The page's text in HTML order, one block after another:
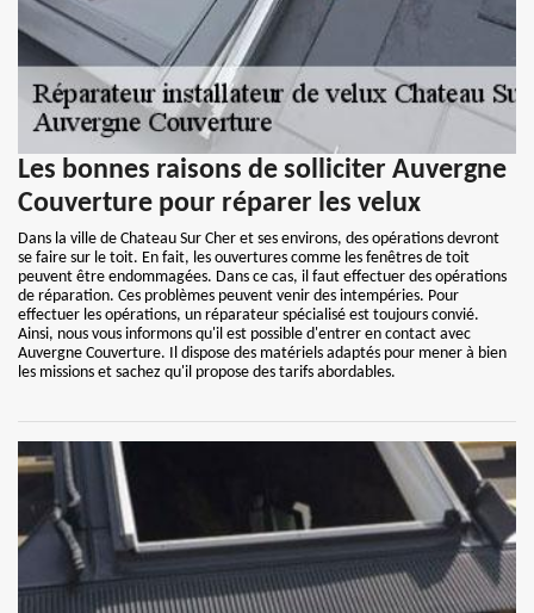
Les bonnes raisons de solliciter Auvergne
Couverture pour réparer les velux
Dans la ville de Chateau Sur Cher et ses environs, des opérations devront
se faire sur le toit. En fait, les ouvertures comme les fenêtres de toit
peuvent être endommagées. Dans ce cas, il faut effectuer des opérations
de réparation. Ces problèmes peuvent venir des intempéries. Pour
effectuer les opérations, un réparateur spécialisé est toujours convié.
Ainsi, nous vous informons qu'il est possible d'entrer en contact avec
Auvergne Couverture. Il dispose des matériels adaptés pour mener à bien
les missions et sachez qu'il propose des tarifs abordables.